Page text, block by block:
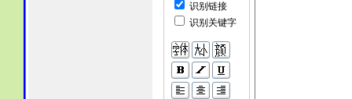
识别链接
识别关键字